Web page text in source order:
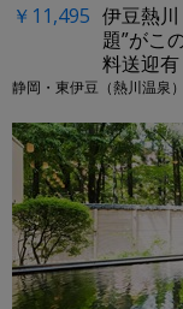
￥11,495 伊豆熱
題”がこ
料送迎有
静岡・東伊豆（熱川温泉）